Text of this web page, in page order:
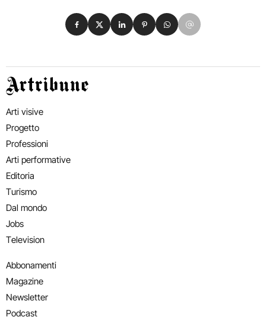
Condividi su Facebook
Condividi su X
Condividi su LinkedIn
Condividi su Pinterest
Condividi su WhatsApp
Condividi su Email
Artribune
Arti visive
Progetto
Professioni
Arti performative
Editoria
Turismo
Dal mondo
Jobs
Television
Abbonamenti
Magazine
Newsletter
Podcast